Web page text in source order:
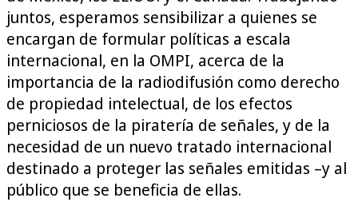
juntos, esperamos sensibilizar a quienes se
encargan de formular políticas a escala
internacional, en la OMPI, acerca de la
importancia de la radiodifusión como derecho
de propiedad intelectual, de los efectos
perniciosos de la piratería de señales, y de la
necesidad de un nuevo tratado internacional
destinado a proteger las señales emitidas –y al
público que se beneficia de ellas.